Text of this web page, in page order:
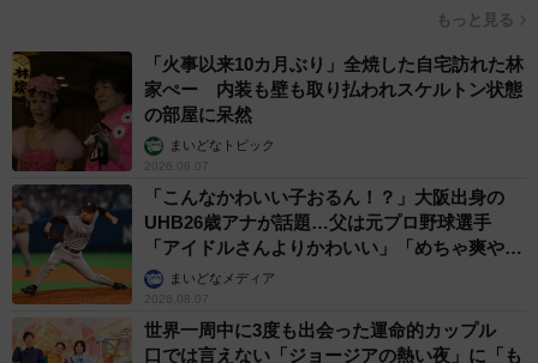
ハリエットは街の陰に隠れて、うずくまって生きているよ
うな子だった。いつも背中を丸めているんじゃないか。だ
から喋り方は…とイメージしながら演技を組み立てていき
ました。
でも、かなり等身大で演じられたと思います。内なるスレ
た私が、ハリエットに共鳴したんでしょう…。
声優さんの「高笑い」研究
もっと見る
「火事以来10カ月ぶり」全焼した自宅訪れた林
家ぺー 内装も壁も取り払われスケルトン状態
の部屋に呆然
まいどなトピック
2026.08.07
「こんなかわいい子おるん！？」大阪出身の
UHB26歳アナが話題…父は元プロ野球選手
「アイドルさんよりかわいい」「めちゃ爽や
か」まいどなメディア
2026.08.07
世界一周中に3度も出会った運命的カップル
口では言えない「ジョージアの熱い夜」に「も